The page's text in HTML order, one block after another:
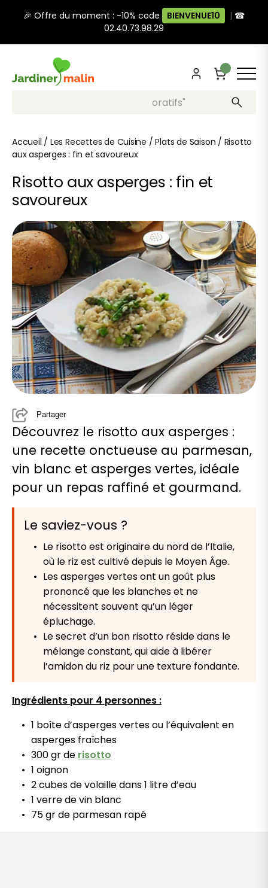
🎉 Offre du moment : -10% code BIENVENUE10 | ☎
02.40.73.98.29
Recherche, ex: "pots décoratifs"
Accueil / Les Recettes de Cuisine /Plats de Saison / Risotto
aux asperges : fin et savoureux
Risotto aux asperges : fin et
savoureux
Partager
Découvrez le risotto aux asperges :
une recette onctueuse au parmesan,
vin blanc et asperges vertes, idéale
pour un repas raffiné et gourmand.
Le saviez-vous ?
Le risotto est originaire du nord de l’Italie,
où le riz est cultivé depuis le Moyen Âge.
Les asperges vertes ont un goût plus
prononcé que les blanches et ne
nécessitent souvent qu’un léger
épluchage.
Le secret d’un bon risotto réside dans le
mélange constant, qui aide à libérer
l’amidon du riz pour une texture fondante.
Ingrédients pour 4 personnes :
1 boîte d’asperges vertes ou l’équivalent en
asperges fraîches
300 gr de risotto
1 oignon
2 cubes de volaille dans 1 litre d’eau
1 verre de vin blanc
75 gr de parmesan rapé